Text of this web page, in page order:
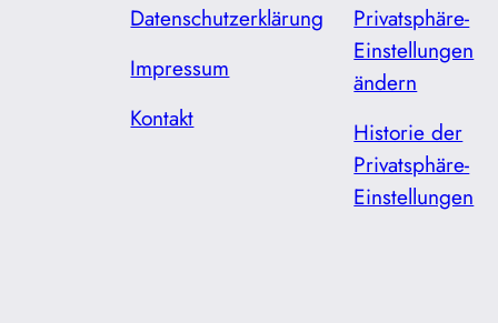
Datenschutzerklärung
Impressum
Kontakt
Privatsphäre-
Einstellungen
ändern
Historie der
Privatsphäre-
Einstellungen